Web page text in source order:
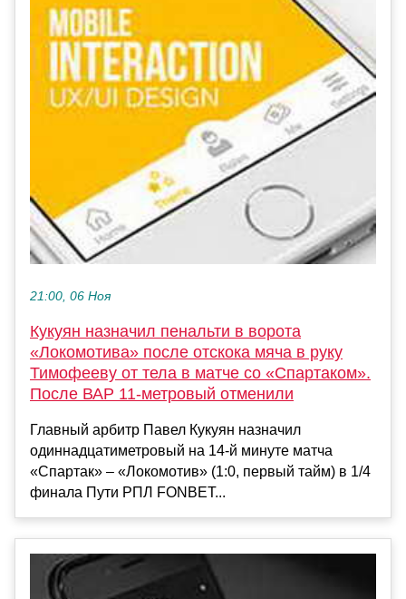
21:00, 06 Ноя
Кукуян назначил пенальти в ворота
«Локомотива» после отскока мяча в руку
Тимофееву от тела в матче со «Спартаком».
После ВАР 11-метровый отменили
Главный арбитр Павел Кукуян назначил
одиннадцатиметровый на 14-й минуте матча
«Спартак» – «Локомотив» (1:0, первый тайм) в 1/4
финала Пути РПЛ FONBET...